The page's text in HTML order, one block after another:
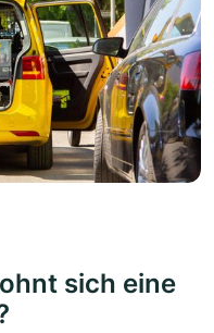
sich eine